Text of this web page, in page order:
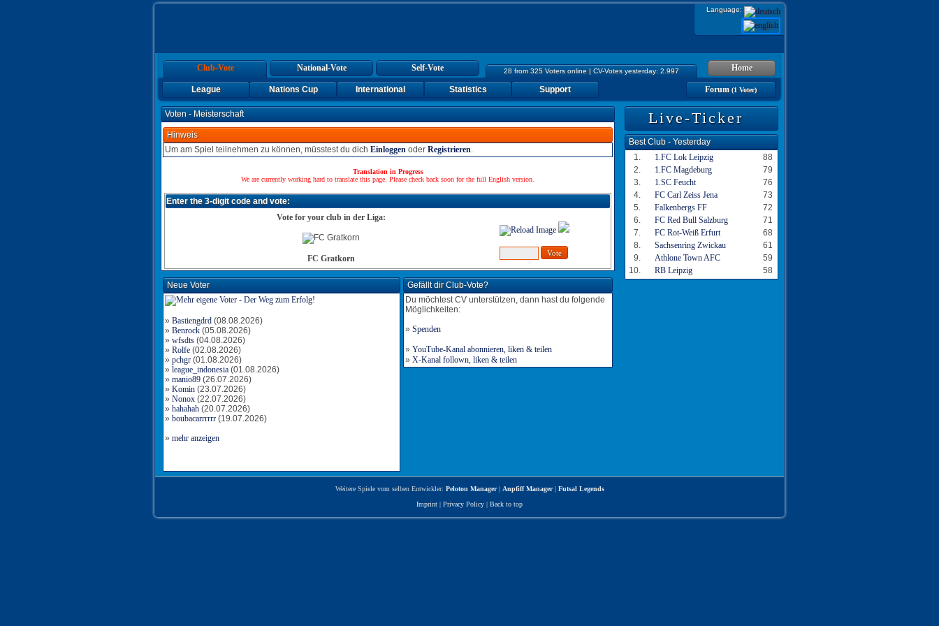
Language:
28 from 325 Voters online | CV-Votes yesterday: 2.997
Club-Vote National-Vote Self-Vote Home
Forum(1 Voter)
League Nations Cup International Statistics Support
Voten - Meisterschaft
Hinweis
Um am Spiel teilnehmen zu können, müsstest du dich Einloggen oder Registrieren.
Translation in Progress
We are currently working hard to translate this page. Please check back soon for the full English version.
Enter the 3-digit code and vote:
Vote for your club in der Liga:
FC Gratkorn
Neue Voter
» Bastiengdrd (08.08.2026)
» Benrock (05.08.2026)
» wfsdts (04.08.2026)
» Rolfe (02.08.2026)
» pchgr (01.08.2026)
» league_indonesia (01.08.2026)
» manio89 (26.07.2026)
» Komin (23.07.2026)
» Nonox (22.07.2026)
» hahahah (20.07.2026)
» boubacarrrrrr (19.07.2026)
» mehr anzeigen
Gefällt dir Club-Vote?
Du möchtest CV unterstützen, dann hast du folgende
Möglichkeiten:
» Spenden
» YouTube-Kanal abonnieren, liken & teilen
» X-Kanal follown, liken & teilen
Live-Ticker
Best Club - Yesterday
1.
1.FC Lok Leipzig
88
2.
1.FC Magdeburg
79
3.
1.SC Feucht
76
4.
FC Carl Zeiss Jena
73
5.
Falkenbergs FF
72
6.
FC Red Bull Salzburg
71
7.
FC Rot-Weiß Erfurt
68
8.
Sachsenring Zwickau
61
9.
Athlone Town AFC
59
10.
RB Leipzig 58
Weitere Spiele vom selben Entwickler: Peloton Manager| Anpfiff Manager| Futsal Legends
Imprint | Privacy Policy | Back to top